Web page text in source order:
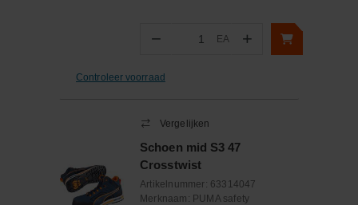
− Aantal
EA +
Controleer voorraad
Vergelijken
Schoen mid S3 47
Crosstwist
Artikelnummer: 63314047
Merknaam: PUMA safety